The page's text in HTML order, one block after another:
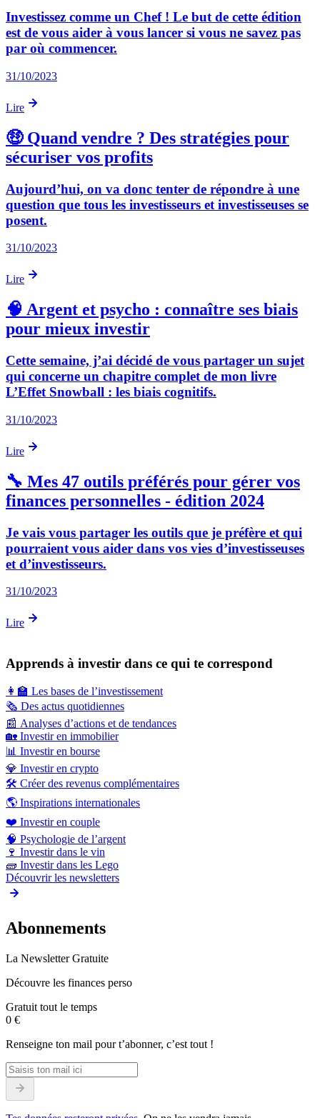
Investissez comme un Chef ! Le but de cette édition
est de vous aider à vous lancer si vous ne savez pas
par où commencer.
31/10/2023
Lire
🤑 Quand vendre ? Des stratégies pour
sécuriser vos profits
Aujourd’hui, on va donc tenter de répondre à une
question que tous les investisseurs et investisseuses se
posent.
31/10/2023
Lire
🧠 Argent et psycho : connaître ses biais
pour mieux investir
Cette semaine, j’ai décidé de vous partager un sujet
qui concerne un chapitre complet de mon livre
L’Effet Snowball : les biais cognitifs.
31/10/2023
Lire
🔧 Mes 47 outils préférés pour gérer vos
finances personnelles - édition 2024
Je vais vous partager les outils que je préfère et qui
pourraient vous aider dans vos vies d’investisseuses
et d’investisseurs.
31/10/2023
Lire
Apprends à investir dans ce qui te correspond
👩‍🏫 Les bases de l’investissement
🗞️ Des actus quotidiennes
📰 Analyses d’actions et de tendances
🏡 Investir en immobilier
📊 Investir en bourse
💎 Investir en crypto
🛠️ Créer des revenus complémentaires
🌎 Inspirations internationales
❤️ Investir en couple
🧠 Psychologie de l’argent
🍷 Investir dans le vin
🧱 Investir dans les Lego
Découvrir les newsletters
Abonnements
La Newsletter Gratuite
Découvre les finances perso
Gratuit tout le temps
0 €
Renseigne ton mail pour t’abonner, c’est tout !